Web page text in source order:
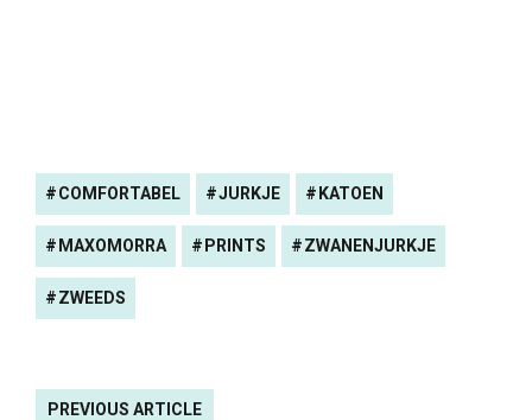
COMFORTABEL JURKJE KATOEN
MAXOMORRA PRINTS ZWANENJURKJE
ZWEEDS
PREVIOUS ARTICLE